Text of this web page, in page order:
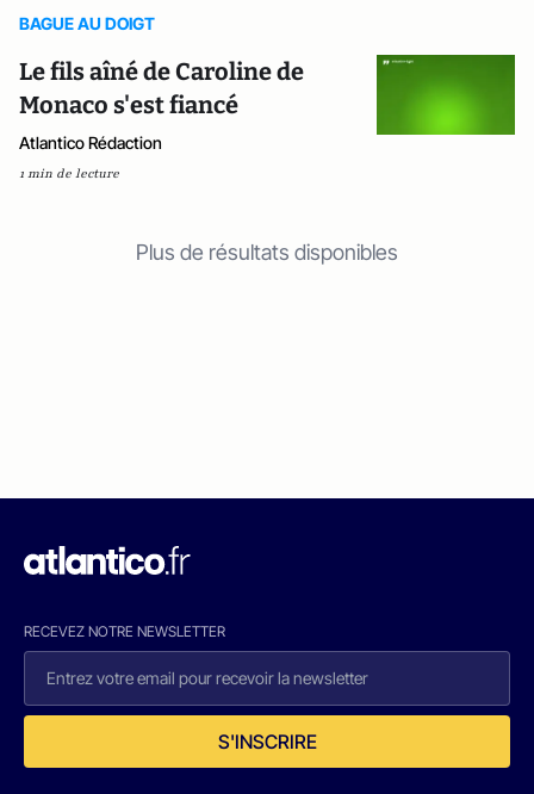
BAGUE AU DOIGT
Le fils aîné de Caroline de
Monaco s'est fiancé
Atlantico Rédaction
1 min de lecture
Plus de résultats disponibles
RECEVEZ NOTRE NEWSLETTER
S'INSCRIRE